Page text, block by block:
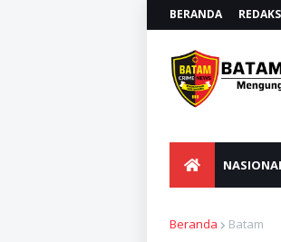
BERANDA
Beranda Batam